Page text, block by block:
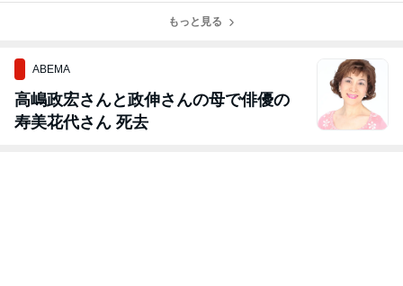
を、多くの人た
もっと見る
ABEMA
高嶋政宏さんと政伸さんの母で俳優の
寿美花代さん 死去